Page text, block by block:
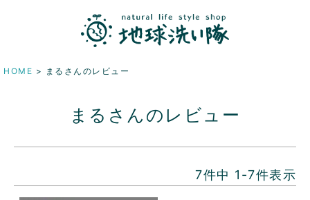
HOME まるさんのレビュー
まるさんのレビュー
7件中 1 -7件表示